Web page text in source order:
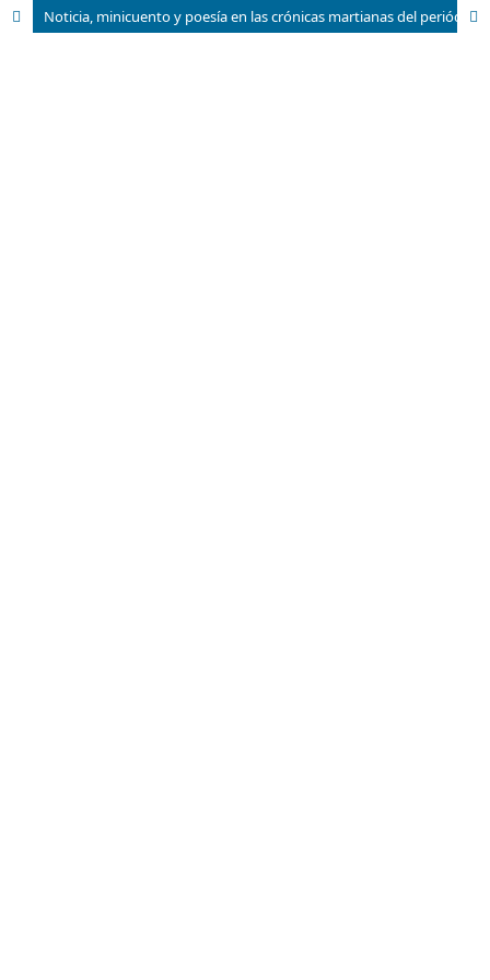
Noticia, minicuento y poesía en las crónicas martianas del periódico La América